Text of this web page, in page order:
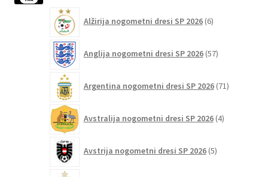
Alžirija nogometni dresi SP 2026 6izdelkov
Anglija nogometni dresi SP 2026 57izdelkov
Argentina nogometni dresi SP 2026 71izdelkov
Avstralija nogometni dresi SP 2026 4izdelki
Avstrija nogometni dresi SP 2026 5izdelkov